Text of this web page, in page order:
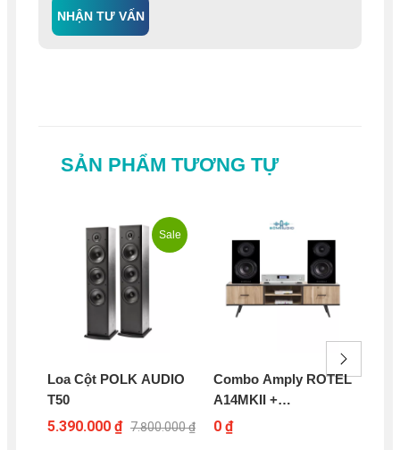
NHẬN TƯ VẤN
SẢN PHẨM TƯƠNG TỰ
Sale
Loa Cột POLK AUDIO
T50
5.390.000 ₫ 7.800.000 ₫
Combo Amply ROTEL
A14MKII +
WHARFEDALE
0 ₫